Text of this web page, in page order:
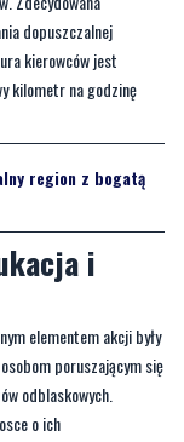
dopuszczalnej
kierowców jest
kilometr na godzinę
region z bogatą
i
elementem akcji były
poruszającym się
odblaskowych.
o ich